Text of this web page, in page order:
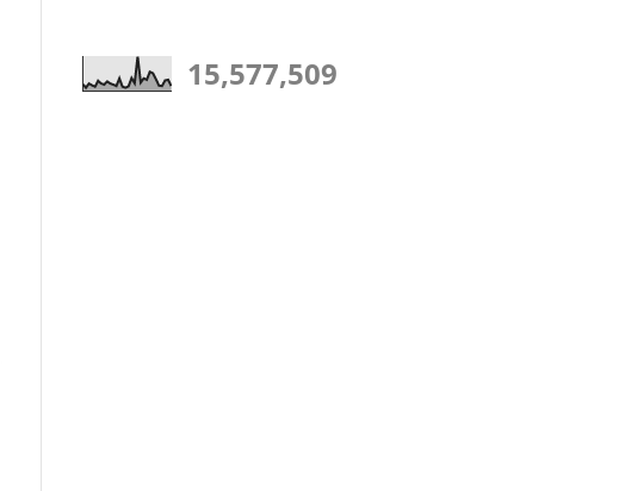
15,577,509